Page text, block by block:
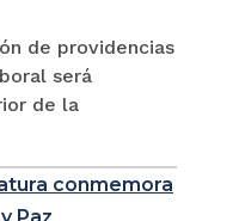
de providencias
será
de la
conmemora